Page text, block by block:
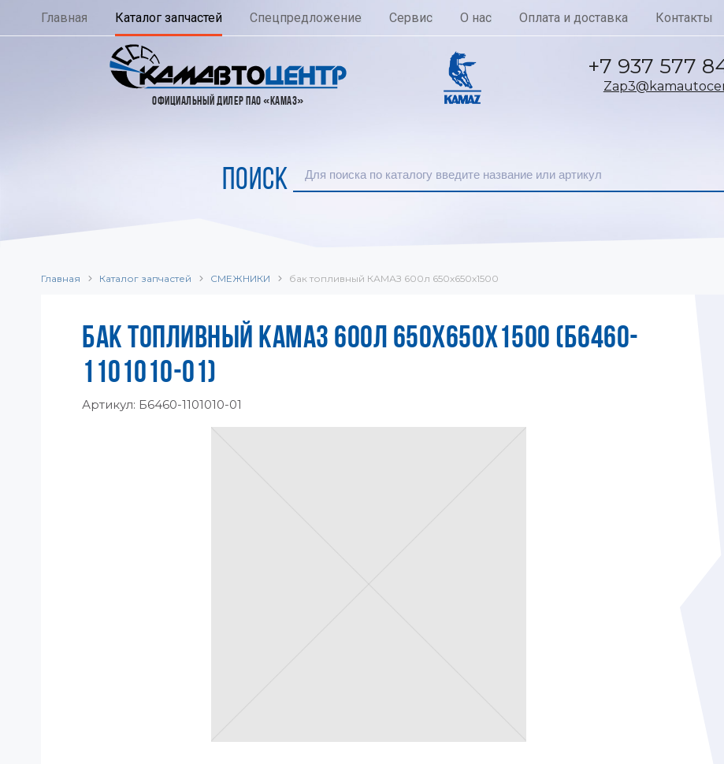
Главная Каталог запчастей Спецпредложение Сервис О нас Оплата и доставка Контакты
ОФИЦИАЛЬНЫЙ ДИЛЕР ПАО «КАМАЗ»
+7 937 577
ПОИСК
Главная Каталог запчастей СМЕЖНИКИ бак топливный КАМАЗ 600л 650х650х1500
БАК ТОПЛИВНЫЙ КАМАЗ 600Л 650Х650Х1500 (Б6460-
1101010-01)
Артикул: Б6460-1101010-01